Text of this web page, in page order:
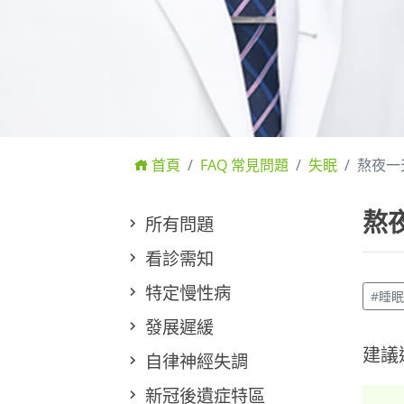
首頁 FAQ 常見問題 失眠 熬夜
所有問題
看診需知
特定慢性病
發展遲緩
自律神經失調
新冠後遺症特區
熬
#睡
建